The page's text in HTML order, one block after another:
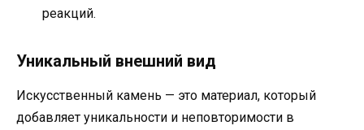
реакций.
Уникальный внешний вид
Искусственный камень — это материал, который
добавляет уникальности и неповторимости в